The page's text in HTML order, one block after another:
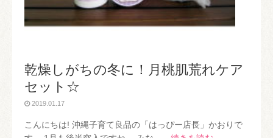
乾燥しがちの冬に！月桃肌荒れケア
セット☆
2019.01.17
こんにちは! 沖縄子育て良品の「はっぴー店長」かおりで